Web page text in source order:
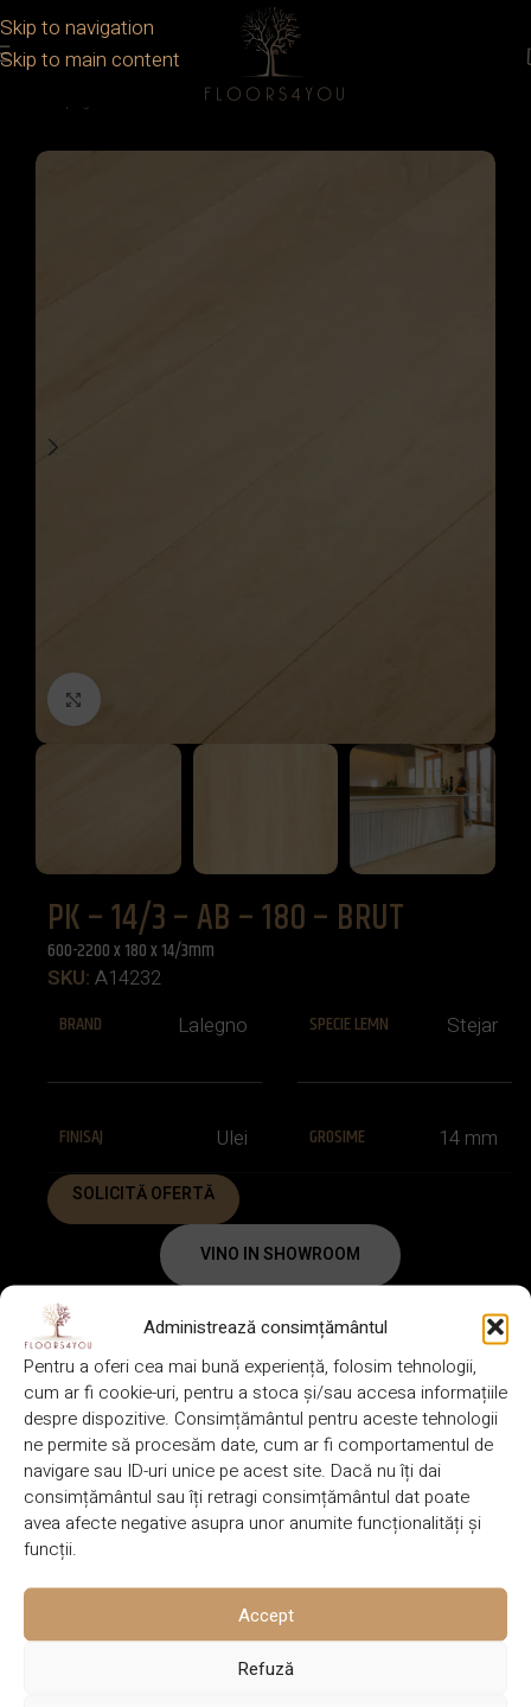
Administrează consimțământul
Pentru a oferi cea mai bună experiență, folosim tehnologii,
cum ar fi cookie-uri, pentru a stoca și/sau accesa informațiile
despre dispozitive. Consimțământul pentru aceste tehnologii
ne permite să procesăm date, cum ar fi comportamentul de
navigare sau ID-uri unice pe acest site. Dacă nu îți dai
consimțământul sau îți retragi consimțământul dat poate
avea afecte negative asupra unor anumite funcționalități și
funcții.
Accept
Refuză
Skip to navigation
Skip to main content
Parchet lemn stratificat
Click to enlarge
PK – 14/3 – AB – 180 – BRUT
600-2200 x 180 x 14/3mm
SKU: A14232
BRAND
Lalegno SPECIE LEMN Stejar
FINISAJ Ulei GROSIME 14 mm
SOLICITĂ OFERTĂ
VINO IN SHOWROOM
FIȘĂ TEHNICĂ GARANȚIE
DESCRIERE
BRAND Lalegno CULOARE
DIMENSIUNE
180 x 14/3
SPECIE LEMN Stejar